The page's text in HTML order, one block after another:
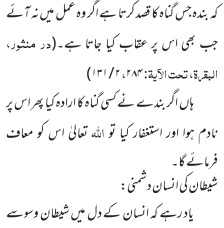
کہ بندہ جس گناہ کا قصد کرتا ہے اگر وہ عمل میں نہ آئے
جب بھی اس پر عقاب کیا جاتا ہے۔(در منثور،
البقرۃ، تحت الآیۃ:۲۸۴،۲ / ۱۳۱)
ہاں اگر بندے نے کسی گناہ کا ارادہ کیا پھر اس پر
نادم ہوا اور استغفار کیا تواللہتعالیٰ اس کو معاف
فرمائے گا۔
شیطان کی انسان دشمنی:
یاد رہے کہ انسان کے دل میں شیطان وسوسے